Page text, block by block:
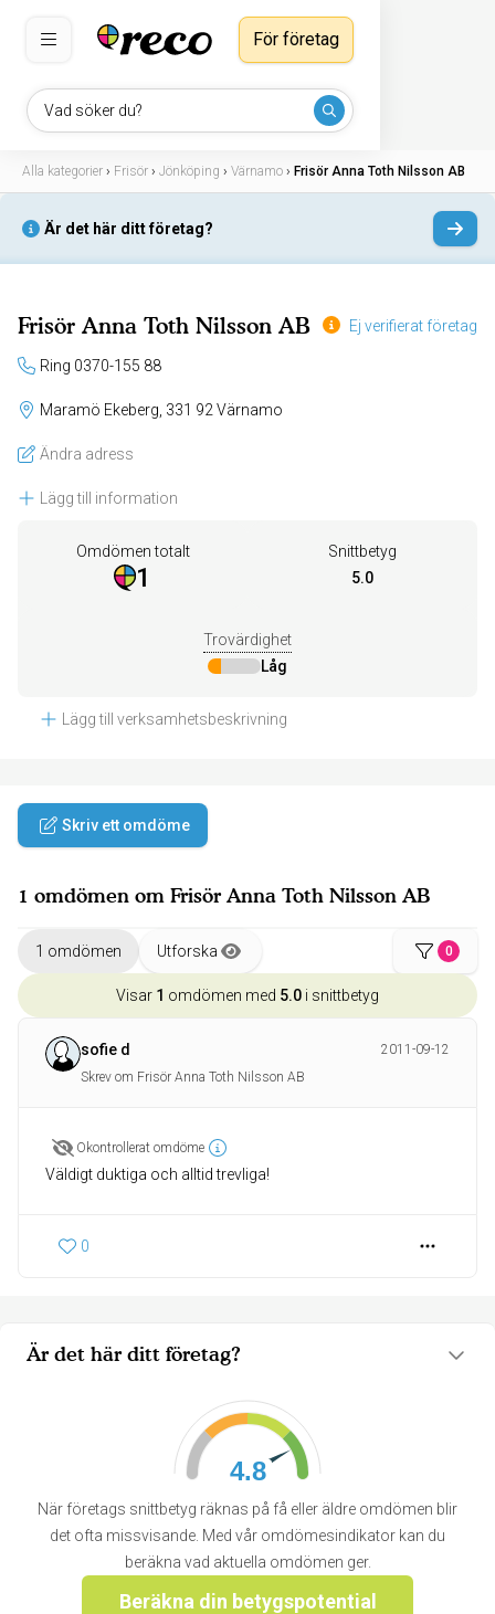
Vad söker du?
För företag
Alla kategorier › Frisör › Jönköping › Värnamo › Frisör Anna Toth Nilsson AB
Är det här ditt företag?
Frisör Anna Toth Nilsson AB Ej verifierat företag
Ring 0370-155 88
Maramö Ekeberg, 331 92 Värnamo
Ändra adress
Lägg till information
Omdömen totalt
1
Snittbetyg
5.0
Trovärdighet
Låg
Lägg till verksamhetsbeskrivning
Är det här ditt företag?
4.8
När företags snittbetyg räknas på få eller äldre omdömen blir
det ofta missvisande. Med vår omdömesindikator kan du
beräkna vad aktuella omdömen ger.
Beräkna din betygspotential
Skriv ett omdöme
1 omdömen om Frisör Anna Toth Nilsson AB
1 omdömen Utforska 0
Visar 1 omdömen med 5.0 i snittbetyg
sofie d
2011-09-12
Skrev om Frisör Anna Toth Nilsson AB
Okontrollerat omdöme
Väldigt duktiga och alltid trevliga!
0